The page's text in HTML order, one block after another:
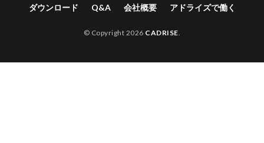
ダウンロード
Q&A 会社概要 アドライズで働く
© Copyright 2026 CADRISE.